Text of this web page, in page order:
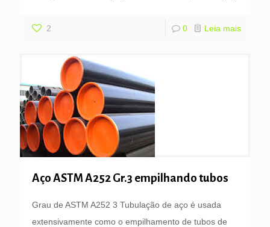
2 0 Leia mais
Aço ASTM A252 Gr.3 empilhando tubos
Grau de ASTM A252 3 Tubulação de aço é usada
extensivamente como o empilhamento de tubos de